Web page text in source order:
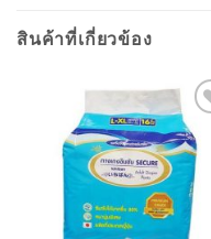
สินค้าที่เกี่ยวข้อง